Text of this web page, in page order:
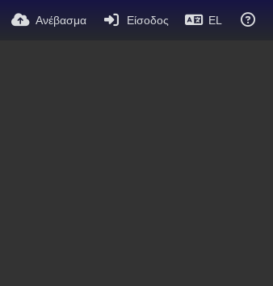
Ανέβασμα Είσοδος EL